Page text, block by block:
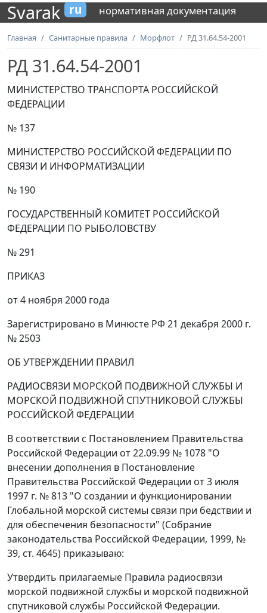
Svarak ru нормативная документация
Главная Санитарные правила Морфлот РД 31.64.54-2001
РД 31.64.54-2001
МИНИСТЕРСТВО ТРАНСПОРТА РОССИЙСКОЙ
ФЕДЕРАЦИИ
№ 137
МИНИСТЕРСТВО РОССИЙСКОЙ ФЕДЕРАЦИИ ПО
СВЯЗИ И ИНФОРМАТИЗАЦИИ
№ 190
ГОСУДАРСТВЕННЫЙ КОМИТЕТ РОССИЙСКОЙ
ФЕДЕРАЦИИ ПО РЫБОЛОВСТВУ
№ 291
ПРИКАЗ
от 4 ноября 2000 года
Зарегистрировано в Минюсте РФ 21 декабря 2000 г.
№ 2503
ОБ УТВЕРЖДЕНИИ ПРАВИЛ
РАДИОСВЯЗИ МОРСКОЙ ПОДВИЖНОЙ СЛУЖБЫ И
МОРСКОЙ ПОДВИЖНОЙ СПУТНИКОВОЙ СЛУЖБЫ
РОССИЙСКОЙ ФЕДЕРАЦИИ
В соответствии с Постановлением Правительства
Российской Федерации от 22.09.99 № 1078 "О
внесении дополнения в Постановление
Правительства Российской Федерации от 3 июля
1997 г. № 813 "О создании и функционировании
Глобальной морской системы связи при бедствии и
для обеспечения безопасности" (Собрание
законодательства Российской Федерации, 1999, №
39, ст. 4645) приказываю:
Утвердить прилагаемые Правила радиосвязи
морской подвижной службы и морской подвижной
спутниковой службы Российской Федерации.